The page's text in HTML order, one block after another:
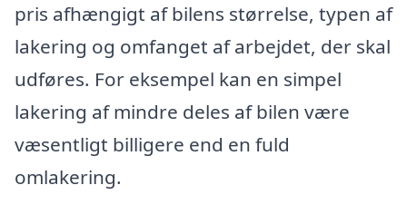
pris afhængigt af bilens størrelse, typen af
lakering og omfanget af arbejdet, der skal
udføres. For eksempel kan en simpel
lakering af mindre deles af bilen være
væsentligt billigere end en fuld
omlakering.